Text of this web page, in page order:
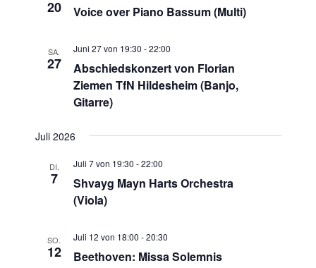
20 Voice over Piano Bassum (Multi)
SA.
27
Abschiedskonzert von Florian
Ziemen TfN Hildesheim (Banjo,
Gitarre)
Juni 27 von 19:30 -22:00
Juli 2026
DI.
7
Shvayg Mayn Harts Orchestra
(Viola)
Juli 7 von 19:30 -22:00
SO.
12
Beethoven: Missa Solemnis
Juli 12 von 18:00 -20:30